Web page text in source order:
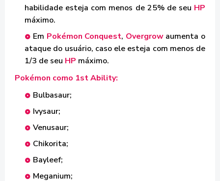
habilidade esteja com menos de 25% de seu HP
máximo.
Em Pokémon Conquest, Overgrowaumenta o
ataque do usuário, caso ele esteja com menos de
1/3 de seu HP máximo.
Pokémon como 1st Ability:
Bulbasaur;
Ivysaur;
Venusaur;
Chikorita;
Bayleef;
Meganium;